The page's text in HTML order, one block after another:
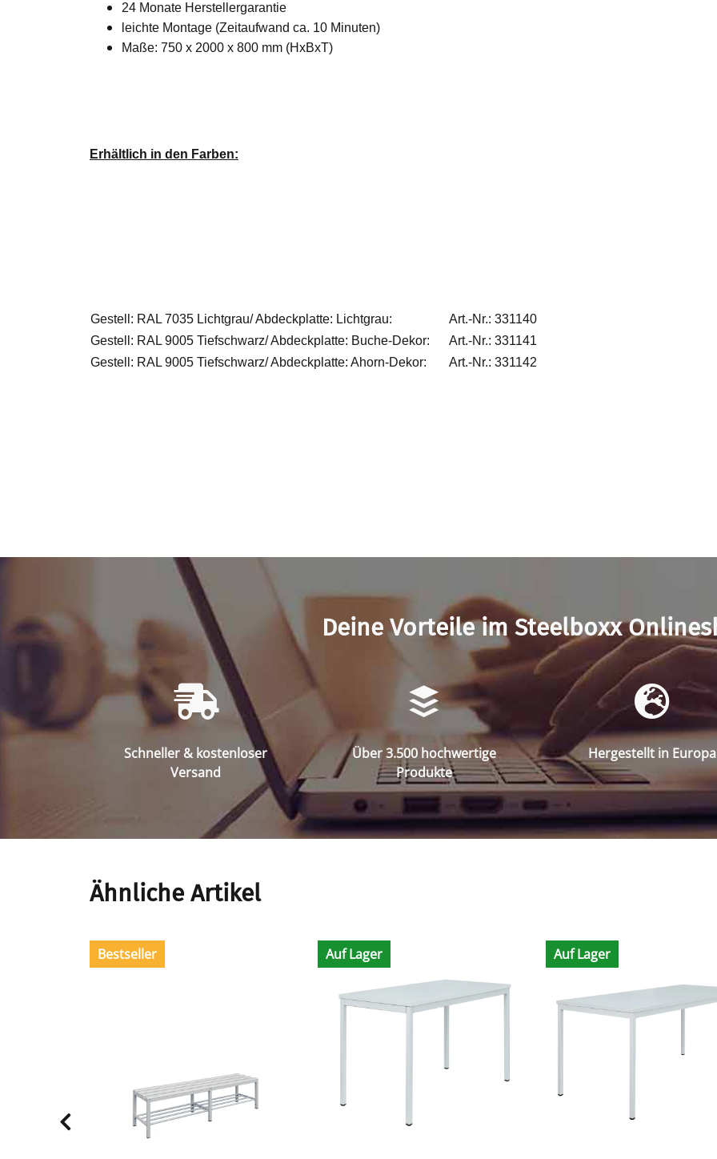
24 Monate Herstellergarantie
leichte Montage (Zeitaufwand ca. 10 Minuten)
Maße: 750 x 2000 x 800 mm (HxBxT)
Erhältlich in den Farben:
Gestell: RAL 7035 Lichtgrau/ Abdeckplatte: Lichtgrau:
Art.-Nr.: 331140
Gestell: RAL 9005 Tiefschwarz/ Abdeckplatte: Buche-Dekor:
Art.-Nr.: 331141
Gestell: RAL 9005 Tiefschwarz/ Abdeckplatte: Ahorn-Dekor:
Art.-Nr.: 331142
Deine Vorteile im Steelboxx
Schneller & kostenloser
Versand
Über 3.500 hochwertige
Produkte
Hergestellt in Europa
Ähnliche Artikel
Bestseller Auf Lager Auf Lager